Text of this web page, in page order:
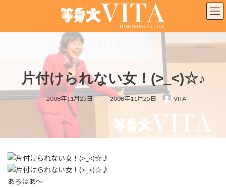
ン
プ
ー
動
片付けられない女！(>_<)☆♪
2008年11月25日
最
終
日
時
2008年11月25日 VITA
あろはあ～